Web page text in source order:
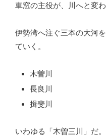
車窓の主役が、川へと変わ
伊勢湾へ注ぐ三本の大河
ていく。
木曽川
長良川
揖斐川
いわゆる「木曽三川」だ。